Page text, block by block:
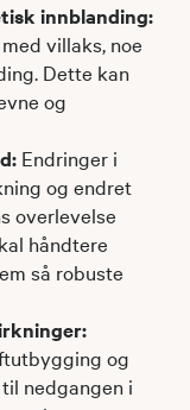
innblanding:
villaks, noe
Dette kan
og
Endringer i
og endret
overlevelse
håndtere
så robuste
og
nedgangen i